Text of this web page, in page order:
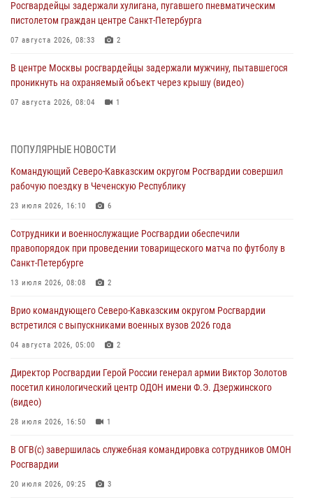
Росгвардейцы задержали хулигана, пугавшего пневматическим
пистолетом граждан центре Санкт-Петербурга
07 августа 2026, 08:33 2
В центре Москвы росгвардейцы задержали мужчину, пытавшегося
проникнуть на охраняемый объект через крышу (видео)
07 августа 2026, 08:04 1
специальной военной операции, переданы специальные
07 августа 2026, 07:53
При содействии СОБР Росгвардии в Иркутской области задержаны
07 августа 2026, 07:51
Завершился чемпионат Сибирского ордена Жукова округа
Росгвардии по служебно-боевой стрельбе
Застрявшую в плуге трактора мину уничтожили росгвардейцы на
Кубани
ПОПУЛЯРНЫЕ НОВОСТИ
Командующий Северо-Кавказским округом Росгвардии совершил
рабочую поездку в Чеченскую Республику
23 июля 2026, 16:10 6
Сотрудники и военнослужащие Росгвардии обеспечили
правопорядок при проведении товарищеского матча по футболу в
Санкт-Петербурге
13 июля 2026, 08:08 2
Врио командующего Северо-Кавказским округом Росгвардии
встретился с выпускниками военных вузов 2026 года
04 августа 2026, 05:00 2
Директор Росгвардии Герой России генерал армии Виктор Золотов
посетил кинологический центр ОДОН имени Ф.Э. Дзержинского
(видео)
28 июля 2026, 16:50 1
В ОГВ(с) завершилась служебная командировка сотрудников ОМОН
Росгвардии
20 июля 2026, 09:25 3